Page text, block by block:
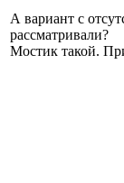
А вариант с
рассматривали?
Мостик такой.